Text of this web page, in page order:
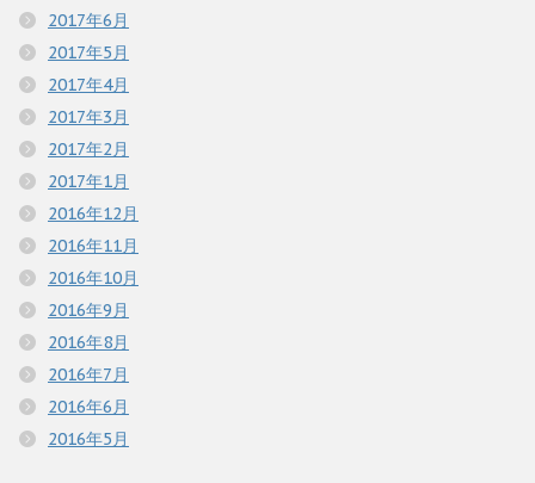
2017年6月
2017年5月
2017年4月
2017年3月
2017年2月
2017年1月
2016年12月
2016年11月
2016年10月
2016年9月
2016年8月
2016年7月
2016年6月
2016年5月